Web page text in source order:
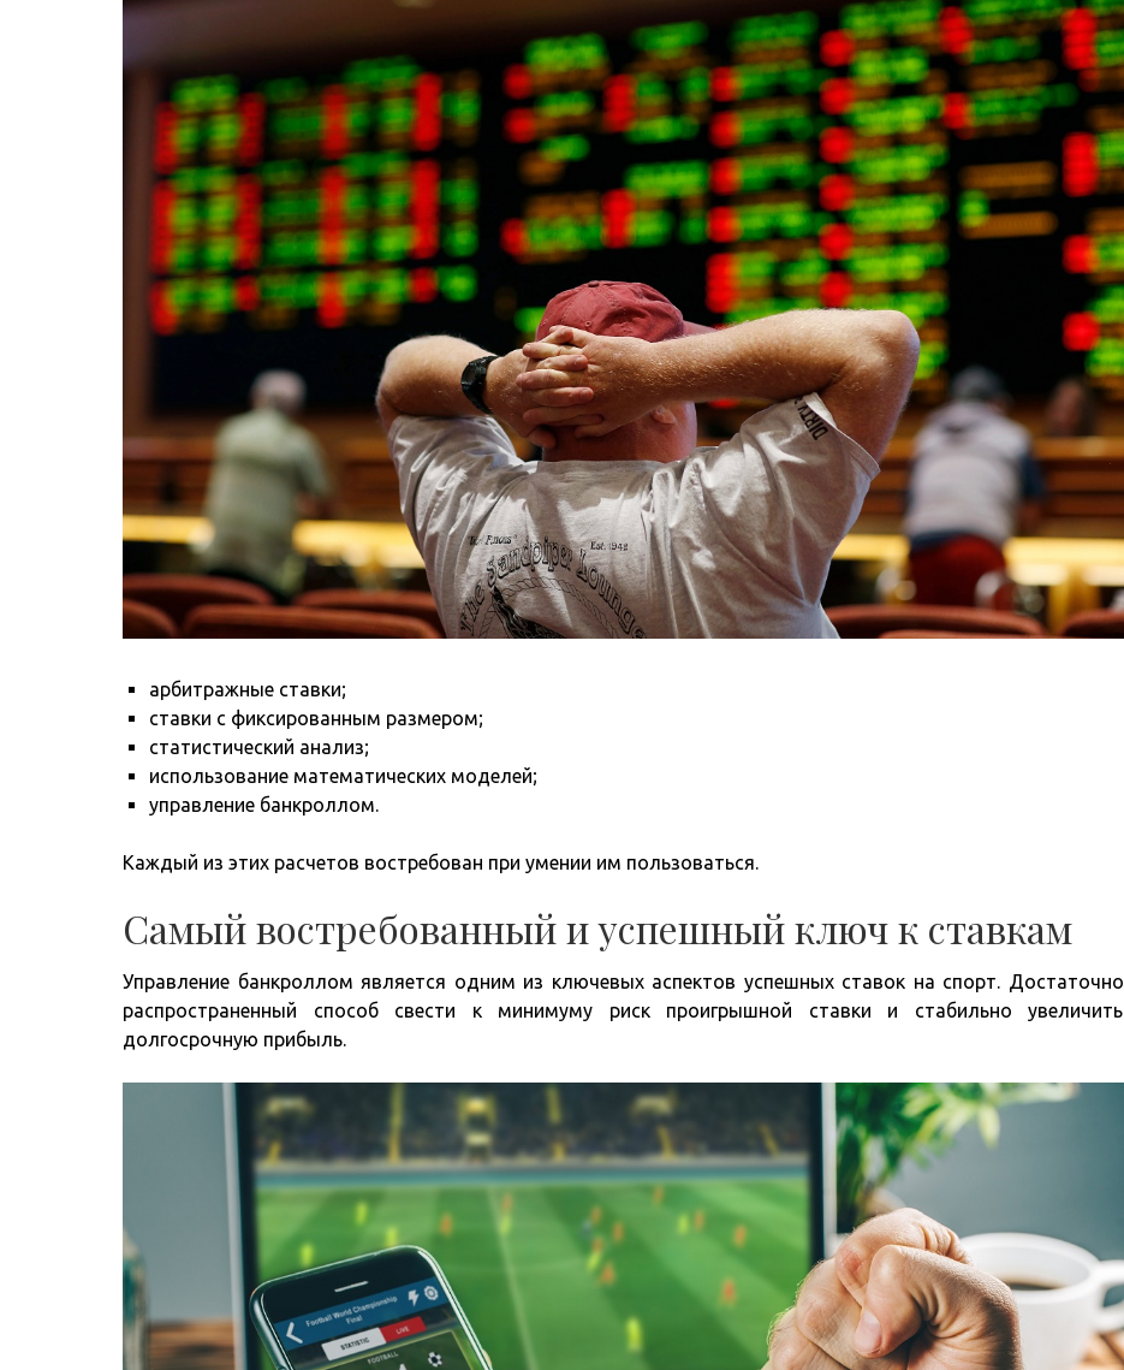
арбитражные ставки;
ставки с фиксированным размером;
статистический анализ;
использование математических моделей;
управление банкроллом.
Каждый из этих расчетов востребован при умении им пользоваться.
Самый востребованный и успешный ключ к ставкам
Управление банкроллом является одним из ключевых аспектов успешных ставок на спорт. Достаточно
распространенный способ свести к минимуму риск проигрышной ставки и стабильно увеличить
долгосрочную прибыль.